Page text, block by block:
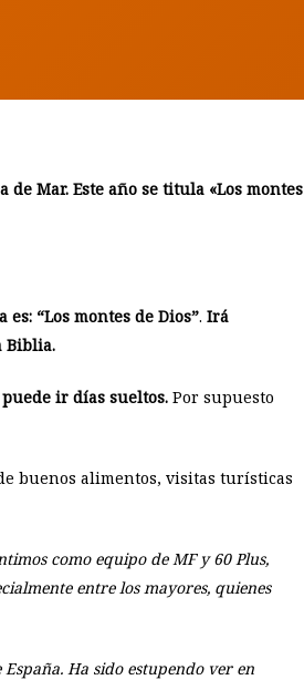
Mar. Este año se titula «Los montes
“Los montes de Dios”. Irá
Biblia.
ir días sueltos. Por supuesto
buenos alimentos, visitas turísticas
como equipo de MF y 60 Plus,
entre los mayores, quienes
Ha sido estupendo ver en